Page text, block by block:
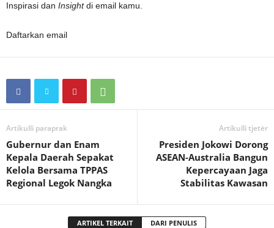
Inspirasi dan Insightdi email kamu.
Daftarkan email
Artikulli paraprak
Gubernur dan Enam
Kepala Daerah Sepakat
Kelola Bersama TPPAS
Regional Legok Nangka
Artikulli tjetër
Presiden Jokowi Dorong
ASEAN-Australia Bangun
Kepercayaan Jaga
Stabilitas Kawasan
ARTIKEL TERKAIT DARI PENULIS